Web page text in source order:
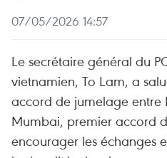
07/05/2026 14:57
Le secrétaire général du
vietnamien, To Lam, a
accord de jumelage entre
Mumbai, premier accord
encourager les échanges